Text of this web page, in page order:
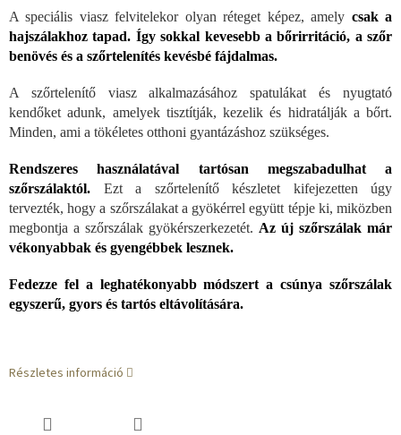
A speciális viasz felvitelekor olyan réteget képez, amely csak a
hajszálakhoz tapad. Így sokkal kevesebb a bőrirritáció, a szőr
benövés és a szőrtelenítés kevésbé fájdalmas.
A szőrtelenítő viasz alkalmazásához spatulákat és nyugtató
kendőket adunk, amelyek tisztítják, kezelik és hidratálják a bőrt.
Minden, ami a tökéletes otthoni gyantázáshoz szükséges.
Rendszeres használatával tartósan megszabadulhat a
szőrszálaktól. Ezt a szőrtelenítő készletet kifejezetten úgy
tervezték, hogy a szőrszálakat a gyökérrel együtt tépje ki, miközben
megbontja a szőrszálak gyökérszerkezetét. Az új szőrszálak már
vékonyabbak és gyengébbek lesznek.
Fedezze fel a leghatékonyabb módszert a csúnya szőrszálak
egyszerű, gyors és tartós eltávolítására.
Részletes információ